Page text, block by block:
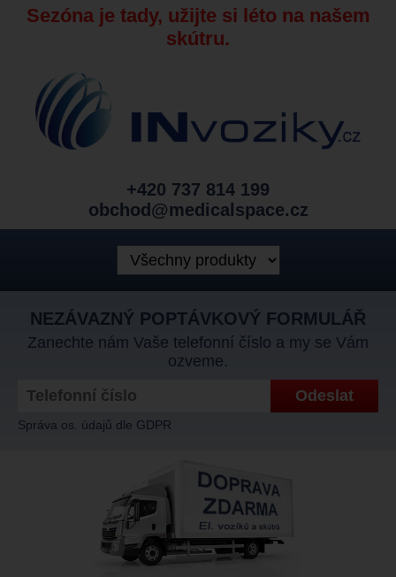
Sezóna je tady, užijte si léto na našem
skútru.
+420 737 814 199
obchod@medicalspace.cz
NEZÁVAZNÝ POPTÁVKOVÝ FORMULÁŘ
Zanechte nám Vaše telefonní číslo a my se Vám
ozveme.
Správa os. údajů dle GDPR